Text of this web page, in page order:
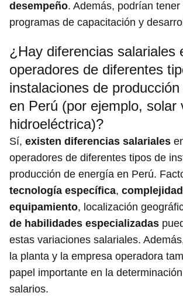
desempeño. Además, podrían
programas de capacitación y
¿Hay diferencias salariales
operadores de diferentes
instalaciones de
en Perú (por ejemplo, solar
hidroeléctrica)?
Sí, existen diferencias salariales
operadores de diferentes tipos de
producción de energía en Perú.
tecnología específica,
equipamiento, localización
de habilidades especializadas
estas variaciones salariales.
la planta y la empresa operadora
papel importante en la
salarios.